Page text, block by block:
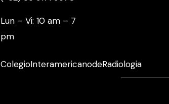
Lun – Vi: 10 am – 7
pm
ColegioInteramericanodeRadiologia